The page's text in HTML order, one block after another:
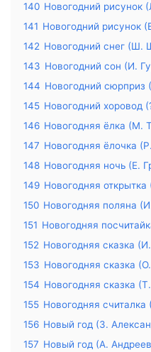
140 Новогодний рисунок
141 Новогодний рисунок
142 Новогодний снег (Ш.
143 Новогодний сон (И.
144 Новогодний сюрприз
145 Новогодний хоровод
146 Новогодняя ёлка (М.
147 Новогодняя ёлочка
148 Новогодняя ночь (Е.
149 Новогодняя
150 Новогодняя поляна
151 Новогодняя
152 Новогодняя сказка
153 Новогодняя сказка
154 Новогодняя сказка
155 Новогодняя
156 Новый год (З.
157 Новый год (А.